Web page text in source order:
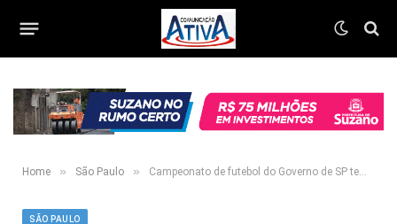
Home » São Paulo » Campeonato de futebol do Governo de SP tem vagas abertas para cinco categorias; veja como se inscrever
SÃO PAULO